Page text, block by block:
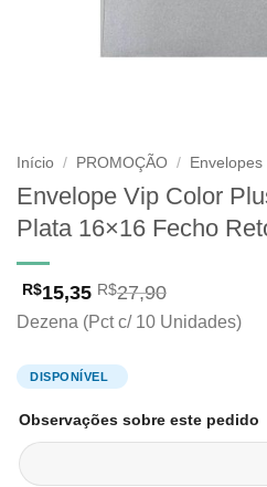
Início / PROMOÇÃO / Envelopes
Envelope Vip Color
Plata 16×16 Fecho
R$15,35 R$27,90
Dezena (Pct c/ 10 Unidades)
Observações sobre este pedido